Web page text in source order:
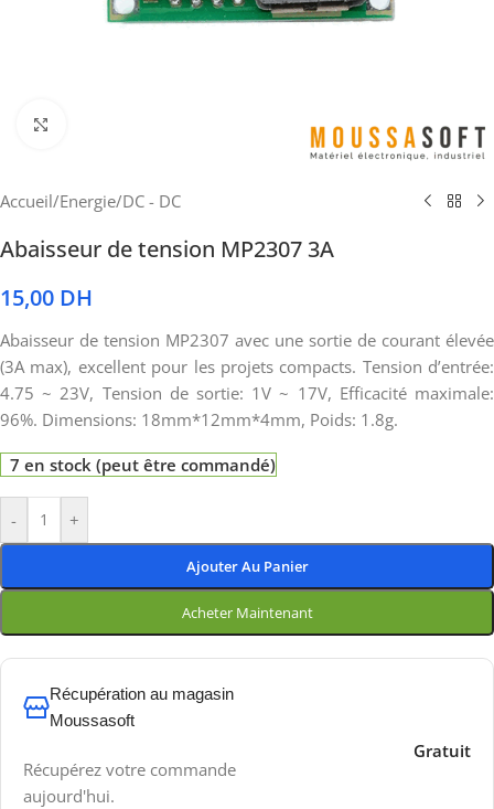
Accueil/Energie/DC - DC
Abaisseur de tension MP2307 3A
15,00 DH
Abaisseur de tension MP2307 avec une sortie de courant élevée
(3A max), excellent pour les projets compacts. Tension d’entrée:
4.75 ~ 23V, Tension de sortie: 1V ~ 17V, Efficacité maximale:
96%. Dimensions: 18mm*12mm*4mm, Poids: 1.8g.
7 en stock (peut être commandé)
- +
Ajouter Au Panier
Acheter Maintenant
Récupération au magasin
Moussasoft
Récupérez votre commande
aujourd'hui.
Gratuit